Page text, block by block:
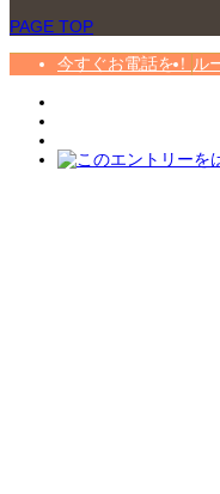
PAGE TOP
今すぐお電話を！ ル